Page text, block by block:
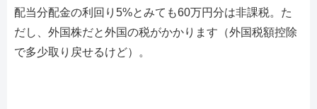
配当分配金の利回り5%とみても60万円分は非課税。た
だし、外国株だと外国の税がかかります（外国税額控除
で多少取り戻せるけど）。